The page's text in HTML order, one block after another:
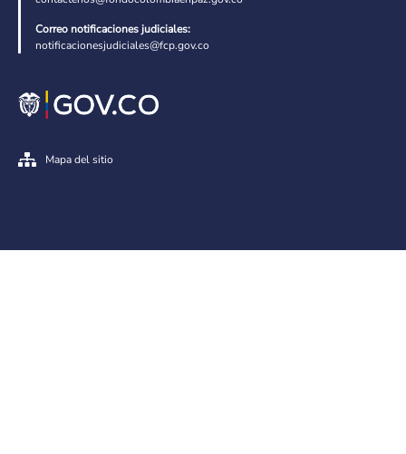
Correo notificaciones judiciales:
notificacionesjudiciales@fcp.gov.co
Mapa del sitio